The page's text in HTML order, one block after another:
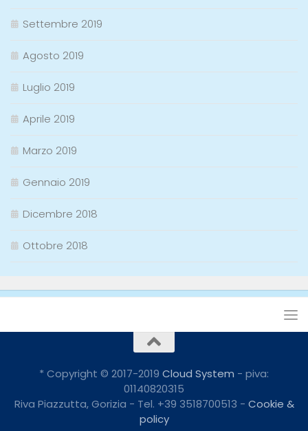
Settembre 2019
Agosto 2019
Luglio 2019
Aprile 2019
Marzo 2019
Gennaio 2019
Dicembre 2018
Ottobre 2018
* Copyright © 2017-2019 Cloud System - piva:
01140820315
Riva Piazzutta, Gorizia - Tel. +39 3518700513 - Cookie &
policy